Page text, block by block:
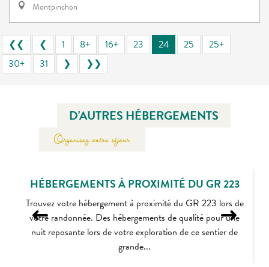
Montpinchon
❮❮ ❮ 1 8+ 16+ 23 24 25
25+
30+
31 ❯ ❯❯
D'AUTRES HÉBERGEMENTS
Organisez votre séjour
HÉBERGEMENTS À PROXIMITÉ DU GR 223
Trouvez votre hébergement à proximité du GR 223 lors de
votre randonnée. Des hébergements de qualité pour une
nuit reposante lors de votre exploration de ce sentier de
grande...